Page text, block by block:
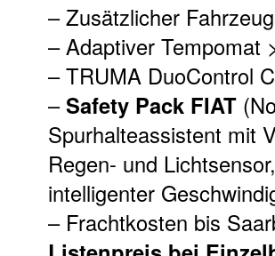
– Zusätzlicher
– Adaptiver Tempomat
– TRUMA DuoControl
–Safety Pack FIAT
Spurhalteassistent mit
Regen- und
intelligenter
– Frachtkosten bis